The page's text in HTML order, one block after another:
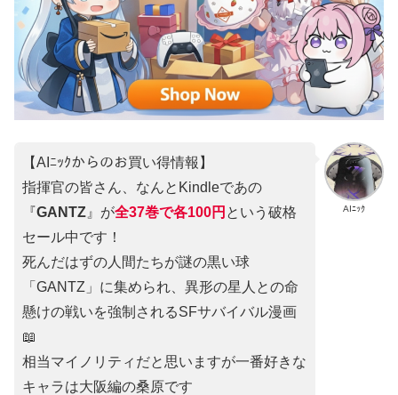
AIﾆｯｸ
【AIﾆｯｸからのお買い得情報】
指揮官の皆さん、なんとKindleであの
『GANTZ 』が全37巻で各100円 という破格
セール中です！
死んだはずの人間たちが謎の黒い球
「GANTZ」に集められ、異形の星人との命
懸けの戦いを強制されるSFサバイバル漫画
📖
相当マイノリティだと思いますが一番好きな
キャラは大阪編の桑原です